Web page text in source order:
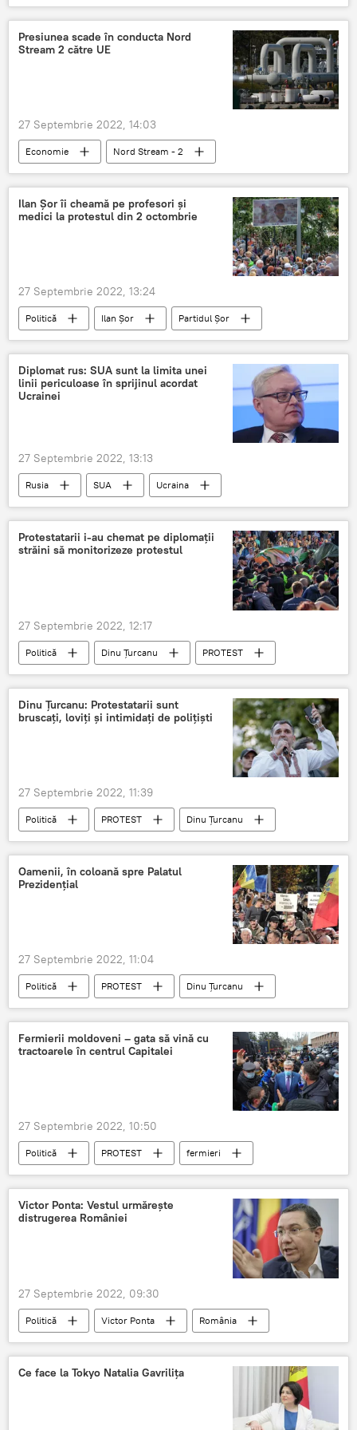
Presiunea scade în conducta Nord
Stream 2 către UE
27 Septembrie 2022, 14:03
Economie
Nord Stream - 2
presiune
Ilan Șor îi cheamă pe profesori și
medici la protestul din 2 octombrie
27 Septembrie 2022, 13:24
Politică Ilan Șor Partidul Șor
Diplomat rus: SUA sunt la limita unei
linii periculoase în sprijinul acordat
Ucrainei
27 Septembrie 2022, 13:13
Rusia SUA Ucraina
Protestatarii i-au chemat pe diplomații
străini să monitorizeze protestul
27 Septembrie 2022, 12:17
Politică Dinu Țurcanu
PROTEST
Partidul Șor
Dinu Țurcanu: Protestatarii sunt
bruscați, loviți și intimidați de polițiști
27 Septembrie 2022, 11:39
Politică PROTEST
Dinu Țurcanu
Partidul Șor
intimidare
Oamenii, în coloană spre Palatul
Prezidențial
27 Septembrie 2022, 11:04
Politică PROTEST
Dinu Țurcanu
Ilan Șor
Fermierii moldoveni – gata să vină cu
tractoarele în centrul Capitalei
27 Septembrie 2022, 10:50
Politică PROTEST
fermieri
chișinău
Slusari
Victor Ponta: Vestul urmărește
distrugerea României
27 Septembrie 2022, 09:30
Politică Victor Ponta România
Ce face la Tokyo Natalia Gavrilița